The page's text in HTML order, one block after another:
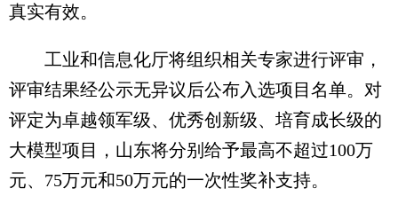
真实有效。
工业和信息化厅将组织相关专家进行评审，
评审结果经公示无异议后公布入选项目名单。对
评定为卓越领军级、优秀创新级、培育成长级的
大模型项目，山东将分别给予最高不超过100万
元、75万元和50万元的一次性奖补支持。